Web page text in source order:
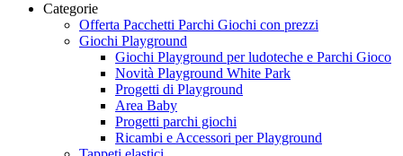
Categorie
Offerta Pacchetti Parchi Giochi con prezzi
Giochi Playground
Giochi Playground per ludoteche e Parchi Gioco
Novità Playground White Park
Progetti di Playground
Area Baby
Progetti parchi giochi
Ricambi e Accessori per Playground